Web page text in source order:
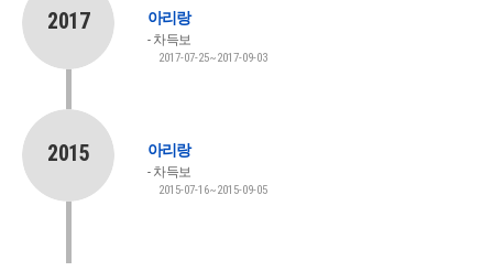
2017 아리랑
차득보
2017-07-25~2017-09-03
2015 아리랑
차득보
2015-07-16~2015-09-05